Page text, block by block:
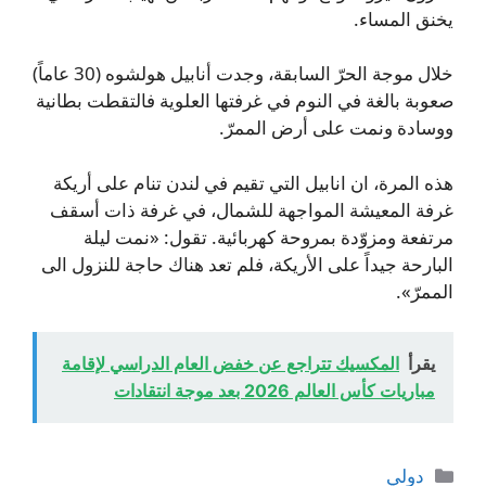
يخنق المساء.
خلال موجة الحرّ السابقة، وجدت أنابيل هولشوه (30 عاماً)
صعوبة بالغة في النوم في غرفتها العلوية فالتقطت بطانية
ووسادة ونمت على أرض الممرّ.
هذه المرة، ان انابيل التي تقيم في لندن تنام على أريكة
غرفة المعيشة المواجهة للشمال، في غرفة ذات أسقف
مرتفعة ومزوّدة بمروحة كهربائية. تقول: «نمت ليلة
البارحة جيداً على الأريكة، فلم تعد هناك حاجة للنزول الى
الممرّ».
يقرأ المكسيك تتراجع عن خفض العام الدراسي لإقامة
مباريات كأس العالم 2026 بعد موجة انتقادات
التصنيفات
دولي